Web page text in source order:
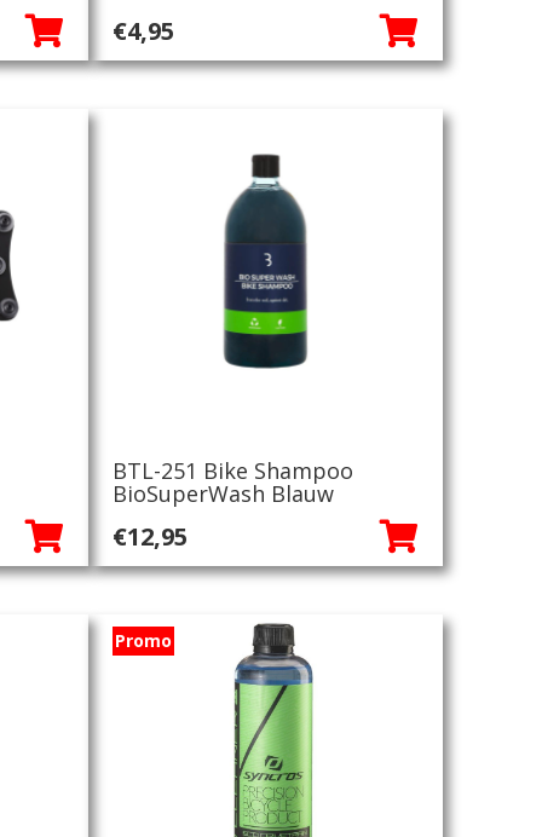
€4,95
BTL-251 Bike Shampoo
BioSuperWash Blauw
€12,95
Promo